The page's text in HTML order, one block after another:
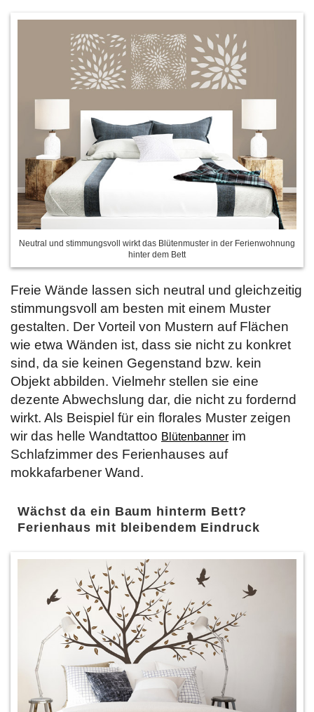
Neutral und stimmungsvoll wirkt das Blütenmuster in der Ferienwohnung
hinter dem Bett
Freie Wände lassen sich neutral und gleichzeitig
stimmungsvoll am besten mit einem Muster
gestalten. Der Vorteil von Mustern auf Flächen
wie etwa Wänden ist, dass sie nicht zu konkret
sind, da sie keinen Gegenstand bzw. kein
Objekt abbilden. Vielmehr stellen sie eine
dezente Abwechslung dar, die nicht zu fordernd
wirkt. Als Beispiel für ein florales Muster zeigen
wir das helle Wandtattoo Blütenbanner im
Schlafzimmer des Ferienhauses auf
mokkafarbener Wand.
Wächst da ein Baum hinterm Bett?
Ferienhaus mit bleibendem Eindruck